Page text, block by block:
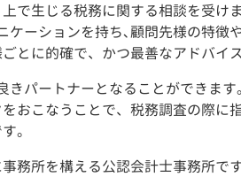
で生じる税務に関する相談を受けま
ーションを持ち､顧問先様の特徴
とに的確で、かつ最善なアドバイ
パートナーとなることができます。
おこなうことで、税務調査の際に
。
務所を構える公認会計士事務所です